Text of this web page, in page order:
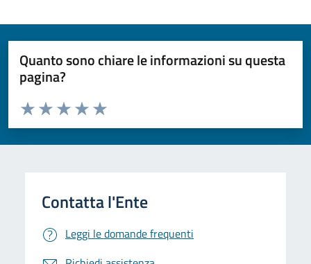
Quanto sono chiare le informazioni su questa
pagina?
Valuta da 1 a 5 stelle la pagina
Valuta 5 stelle su 5
Valuta 4 stelle su 5
Valuta 3 stelle su 5
Valuta 2 stelle su 5
Valuta 1 stelle su 5
Leggi le domande frequenti